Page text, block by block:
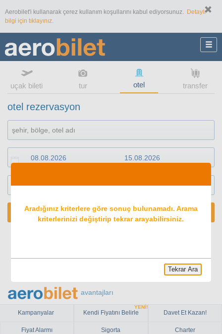
Aerobilet'i kullanarak çerez kullanım koşullarını kabul ediyorsunuz.
Detaylı
bilgi için tıklayınız.
uçak bileti tur otel transfer
otel rezervasyon
1 oda 2 konuk
ARA
avantajları
Kampanyalar Kendi Fiyatını Belirle
YENİ!
Davet Et Kazan!
Fiyat Alarmı Sigorta Charter
Aradığınız kriterlere göre sonuç bulunamadı. Arama
kriterlerinizi değiştirip tekrar arayabilirsiniz.
Tekrar Ara